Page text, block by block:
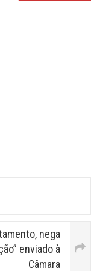
nega
enviado à
Câmara